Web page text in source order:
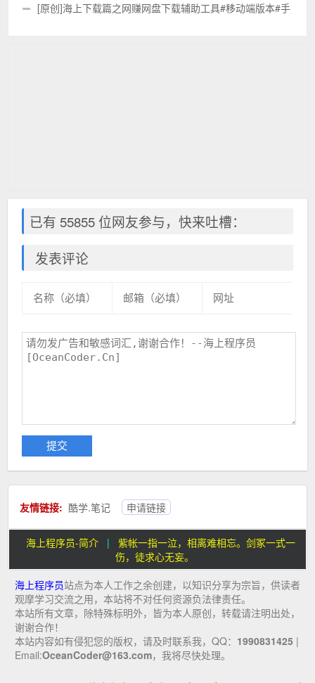
[原创]海上下载篇之网赚网盘下载辅助工具#移动端版本#手
已有 55855 位网友参与，快来吐槽：
发表评论
友情链接: 酷学.笔记 申请链接
海上程序员-简介 |
紫帐一指一泣，相离难相忘。剑冢一式一
伤，徒求心无妄。
海上程序员站点为本人工作之余创建，以知识分享为宗旨，供读者
观摩学习交流之用，本站将不对任何资源负法律责任。
本站所有文章，除特殊标明外，皆为本人原创，转载请注明出处，
谢谢合作！
本站内容如有侵犯您的版权，请及时联系我，QQ： 1990831425 |
Email:OceanCoder@163.com，我将尽快处理。